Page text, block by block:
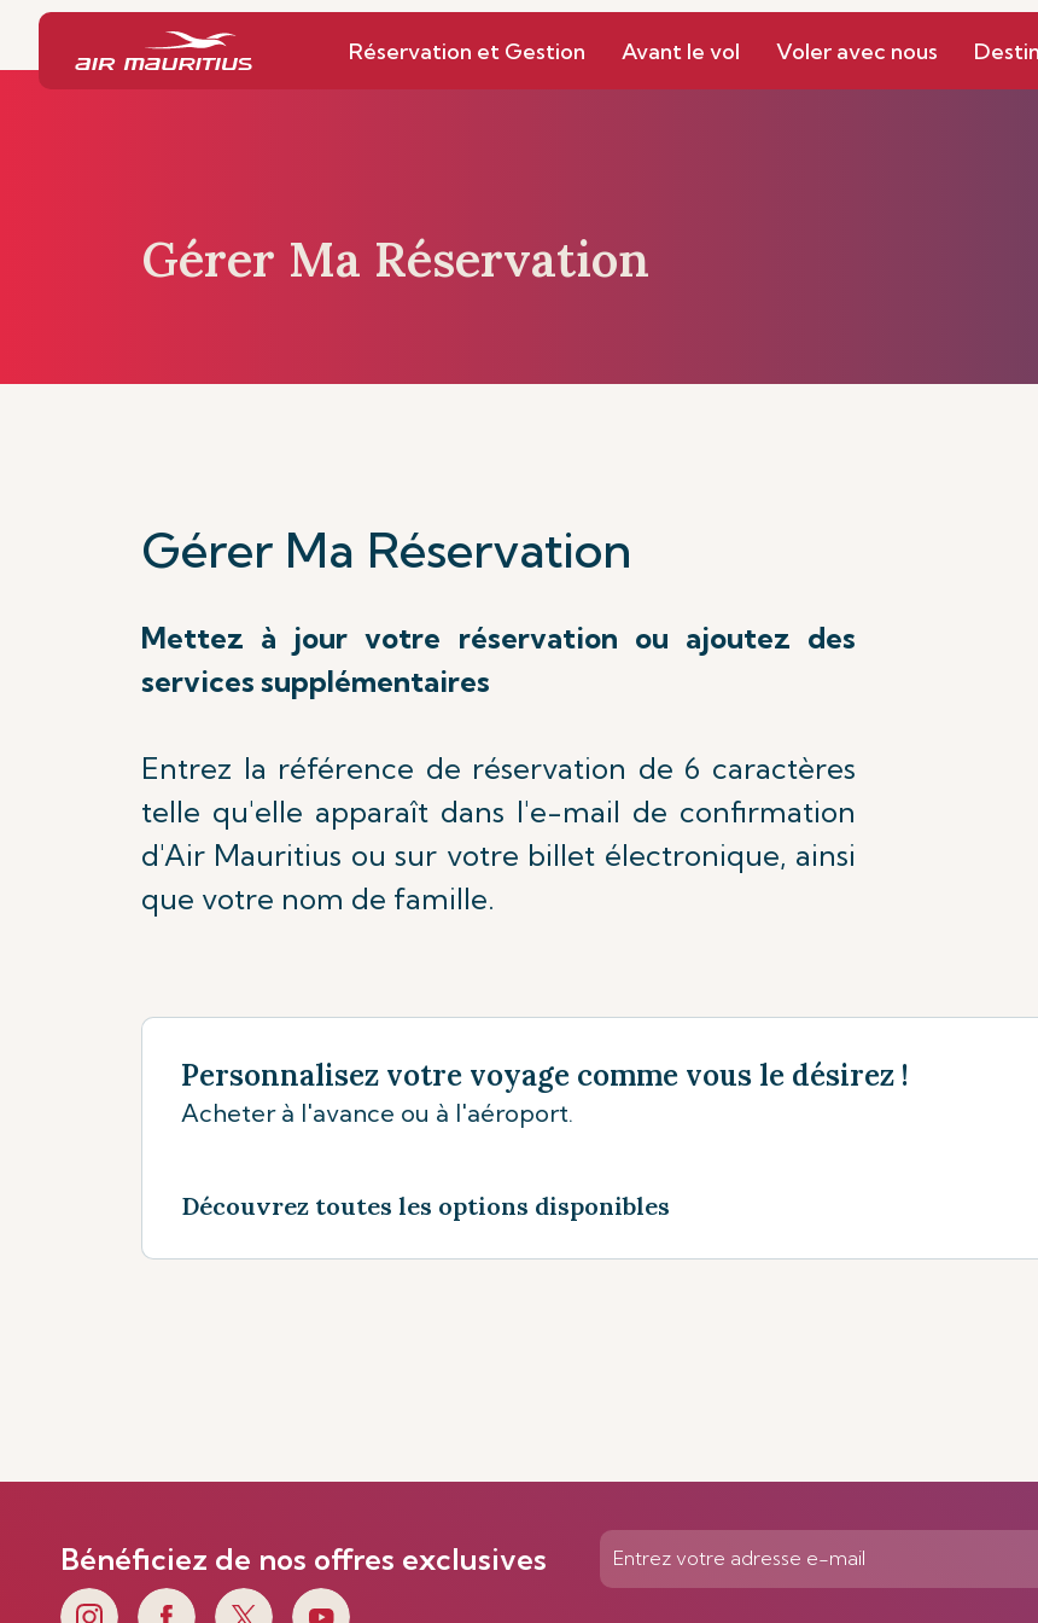
Réservation et Gestion Avant le vol Voler avec nous
Page d’accueil
Gérer Ma Réservation
Gérer Ma Réservation
Mettez à jour votre réservation ou ajoutez des
services supplémentaires
Entrez la référence de réservation de 6 caractères
telle qu'elle apparaît dans l'e-mail de confirmation
d'Air Mauritius ou sur votre billet électronique, ainsi
que votre nom de famille.
Personnalisez votre voyage comme vous le désirez !
Acheter à l'avance ou à l'aéroport.
Découvrez toutes les options disponibles
Bénéficiez de nos offres exclusives